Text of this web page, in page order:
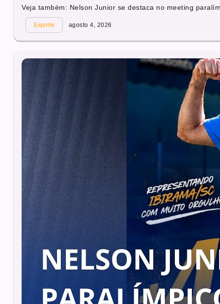
Veja também: Nelson Junior se destaca no meeting
Esporte agosto 4, 2026